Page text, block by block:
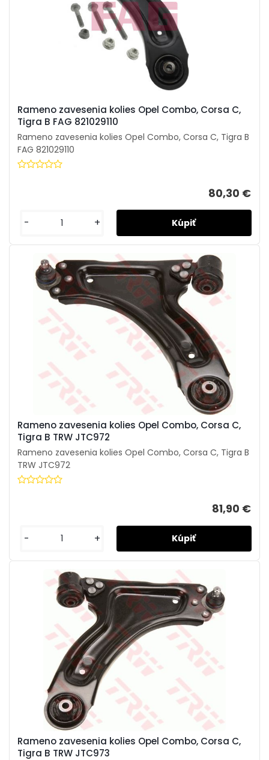
Rameno zavesenia kolies Opel Combo, Corsa C,
Tigra B FAG 821029110
Rameno zavesenia kolies Opel Combo, Corsa C, Tigra B
FAG 821029110
80,30 €
- +
Rameno zavesenia kolies Opel Combo, Corsa C,
Tigra B TRW JTC972
Rameno zavesenia kolies Opel Combo, Corsa C, Tigra B
TRW JTC972
81,90 €
- +
Rameno zavesenia kolies Opel Combo, Corsa C,
Tigra B TRW JTC973